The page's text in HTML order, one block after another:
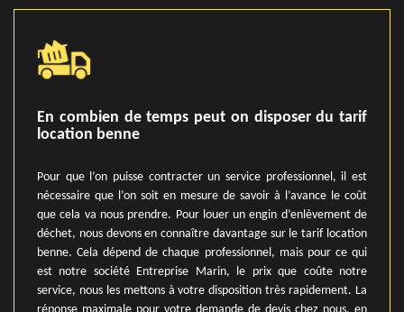
En combien de temps peut on disposer du tarif
location benne
Pour que l’on puisse contracter un service professionnel, il est
nécessaire que l’on soit en mesure de savoir à l’avance le coût
que cela va nous prendre. Pour louer un engin d’enlèvement de
déchet, nous devons en connaître davantage sur le tarif location
benne. Cela dépend de chaque professionnel, mais pour ce qui
est notre société Entreprise Marin, le prix que coûte notre
service, nous les mettons à votre disposition très rapidement. La